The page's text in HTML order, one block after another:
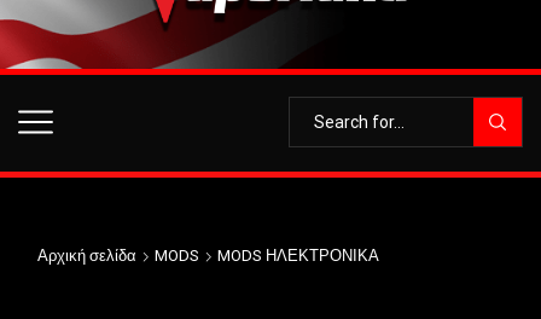
Αρχική σελίδα MODS MODS ΗΛΕΚΤΡΟΝΙΚΑ